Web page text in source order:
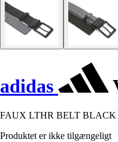
adidas
FAUX LTHR BELT BLACK
Produktet er ikke tilgængeligt